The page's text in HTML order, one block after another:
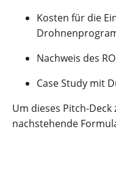
Kosten für die
Nachweis des
Case Study mit
Um dieses Pitch-
nachstehende